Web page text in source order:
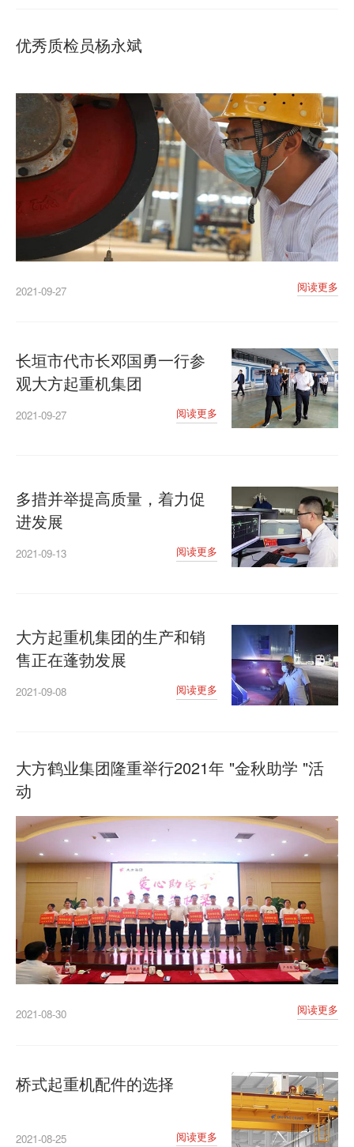
优秀质检员杨永斌
2021-09-27 阅读更多
长垣市代市长邓国勇一行参
观大方起重机集团
2021-09-27 阅读更多
多措并举提高质量，着力促
进发展
2021-09-13 阅读更多
大方起重机集团的生产和销
售正在蓬勃发展
2021-09-08 阅读更多
大方鹤业集团隆重举行2021年 "金秋助学 "活
动
2021-08-30 阅读更多
桥式起重机配件的选择
2021-08-25 阅读更多